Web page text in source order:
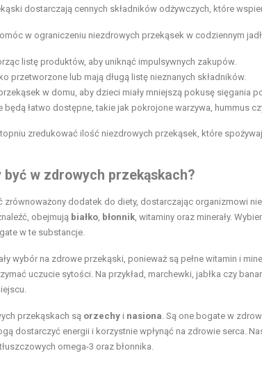
dostarczają cennych składników odżywczych, które
w ograniczeniu niezdrowych przekąsek w codziennym
listę produktów, aby uniknąć impulsywnych zakupów.
przetworzone lub mają długą listę nieznanych składników.
w domu, aby dzieci miały mniejszą pokusę sięgania
łatwo dostępne, takie jak pokrojone warzywa, hummus
zredukować ilość niezdrowych przekąsek, które
być w zdrowych przekąskach?
dodatek do diety, dostarczając organizmowi
obejmują białko, błonnik, witaminy oraz minerały.
w te substancje.
wybór na zdrowe przekąski, ponieważ są pełne witamin i
uczucie sytości. Na przykład, marchewki, jabłka czy
przekąskach są orzechy i nasiona. Są one bogate w
dostarczyć energii i korzystnie wpłynąć na zdrowie serca.
omega-3 oraz błonnika.